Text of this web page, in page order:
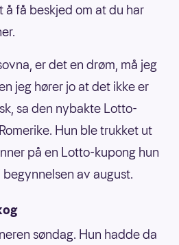
å få beskjed om at du har
er det en drøm, må jeg
jeg hører jo at det ikke er
sa den nybakte Lotto-
Hun ble trukket ut
på en Lotto-kupong hun
av august.
søndag. Hun hadde da